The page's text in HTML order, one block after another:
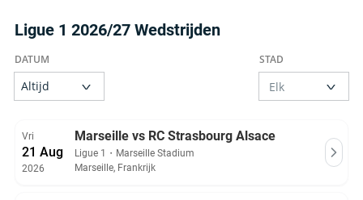
Alle Ligue 1 kaarten op Ticket-Compare.com zijn authentiek
Ligue 1 2026/27 Wedstrijden
Vri
21 Aug
2026
Marseille vs RC Strasbourg Alsace
Ligue 1 ・ Marseille Stadium
Marseille, Frankrijk